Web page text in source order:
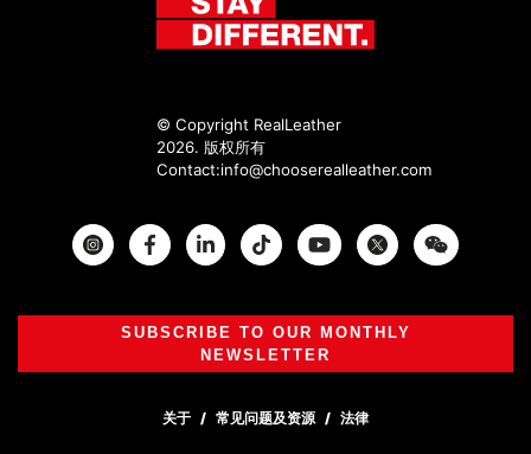
© Copyright RealLeather
2026. 版权所有
Contact:info@chooserealleather.com
InstagramFacebook Twitter
SUBSCRIBE TO OUR MONTHLY
NEWSLETTER
关于 常见问题及资源 法律